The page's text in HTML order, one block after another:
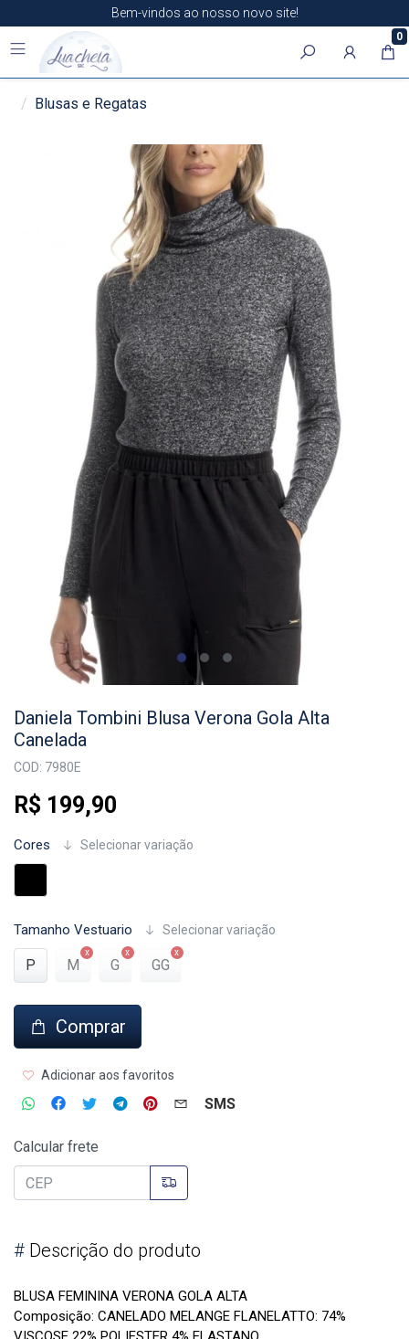
Bem-vindos ao nosso novo site!
0
Blusas e Regatas
Daniela Tombini Blusa Verona Gola Alta
Canelada
COD: 7980E
R$ 199,90
Cores Selecionar variação
Tamanho Vestuario Selecionar variação
P M G GG
Comprar
Adicionar aos favoritos
SMS
Calcular frete
# Descrição do produto
BLUSA FEMININA VERONA GOLA ALTA
Composição: CANELADO MELANGE FLANELATTO: 74%